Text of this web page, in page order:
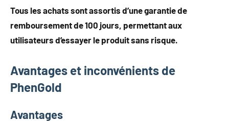
Tous les achats sont assortis d’une garantie de
remboursement de 100 jours, permettant aux
utilisateurs d’essayer le produit sans risque.
Avantages et inconvénients de
PhenGold
Avantages